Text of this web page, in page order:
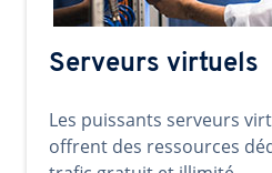
Serveurs virtuels
Les puissants serveurs
offrent des ressources